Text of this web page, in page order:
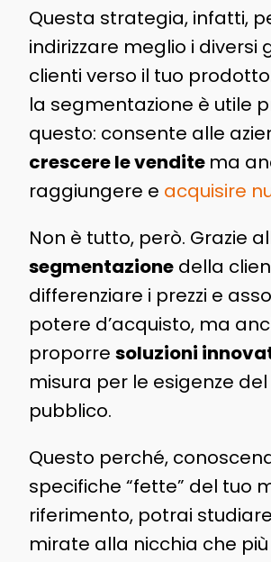
Questa strategia, infatti,
indirizzare meglio i diversi
clienti verso il tuo
la segmentazione è utile
questo: consente alle
crescere le vendite ma
raggiungere e acquisire
Non è tutto, però. Grazie
segmentazionedella
differenziare i prezzi e
potere d’acquisto, ma
proporre soluzioni
misura per le esigenze
pubblico.
Questo perché,
specifiche “fette” del tuo
riferimento, potrai
mirate alla nicchia che